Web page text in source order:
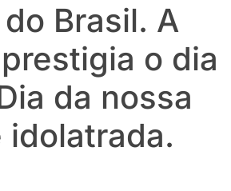
Brasil. A
prestigia o dia
da nossa
idolatrada.